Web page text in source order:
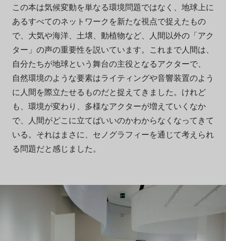
この本は気候変動を単なる環境問題ではなく、地球上に
あるすべてのネットワークを新たな視点で捉えたもの
で、大気や海洋、土壌、動植物など、人間以外の「アク
ター」の声の重要性を説いています。これまで人間は、
自分たちが地球という舞台の主役となるアクターで、
自然環境のような要素はライティングや音響装置のよう
に人間を際立たせるものだと捉えてきました。けれど
も、環境が変わり、多様なアクターが増えていくなか
で、人間がどこに立てばいいのかわからなくなってきて
いる。それはまさに、セノグラフィーを通じて考えられ
る問題だと感じました。